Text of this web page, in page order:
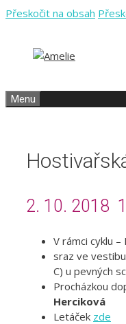
Přeskočit na obsah
Menu
2. 10. 2018
V rámci cyklu –
sraz ve
C) u pevných
Procházkou
Herciková
Letáček zde